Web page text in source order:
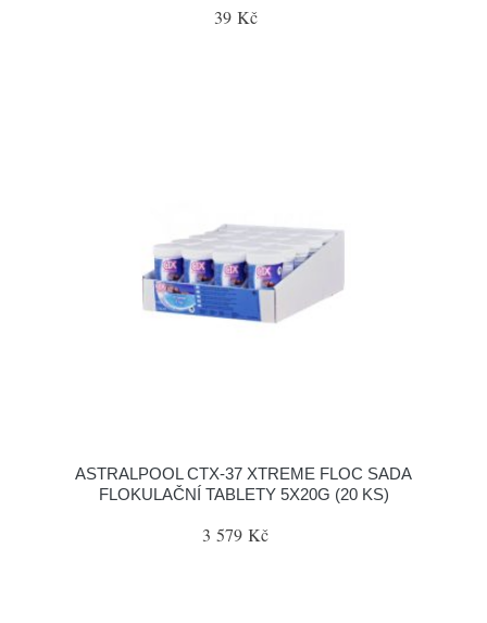
39 Kč
ASTRALPOOL CTX-37 XTREME FLOC SADA
FLOKULAČNÍ TABLETY 5X20G (20 KS)
3 579 Kč